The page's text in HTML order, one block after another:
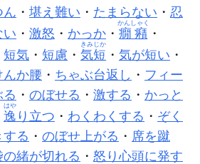
ん ・ 堪え難い ・ たまらない ・ 忍
い ・ 激怒 ・ かっか ・ 癇癪
かんしゃく
・
短気 ・ 短慮 ・ 気短
きみじか
・ 気が短い ・
んか腰 ・ ちゃぶ台返し ・ フィー
る ・ のぼせる ・ 激する ・ かっと
逸
はや
り立つ ・ わくわくする ・ ぞく
する ・ のぼせ上がる ・ 席を蹴
の緒が切れる ・ 怒り心頭に発す